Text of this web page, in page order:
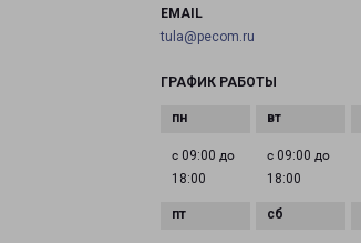
EMAIL
tula@pecom.ru
ГРАФИК РАБОТЫ
с 09:00 до
18:00
с 09:00 до
18:00